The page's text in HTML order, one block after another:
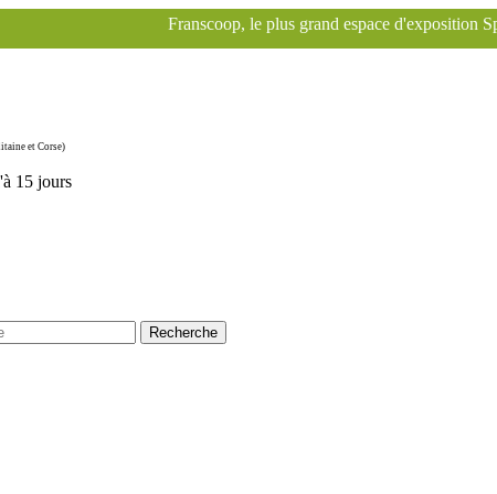
Franscoop, le plus grand espace d'exposition Specialized à Paris
et Corse)
15 jours
Recherche